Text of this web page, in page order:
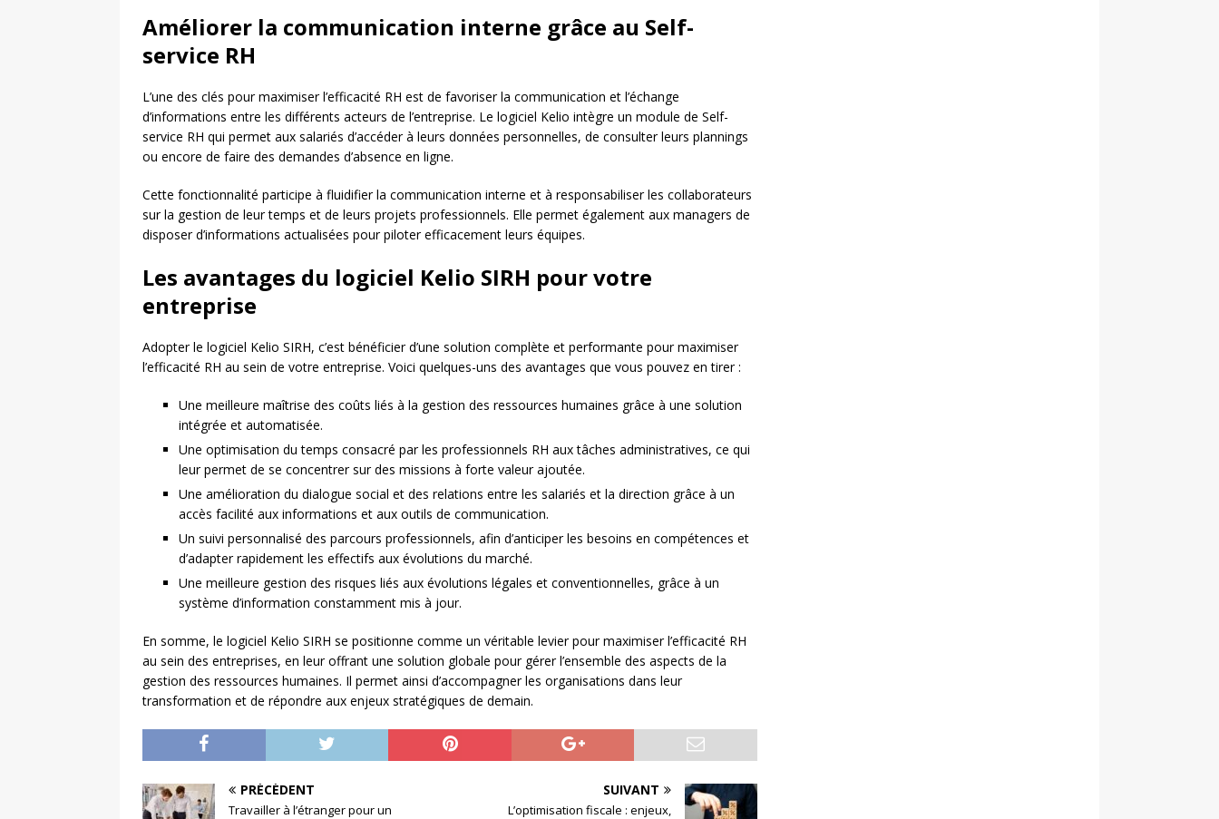
Améliorer la communication interne grâce au Self-
service RH
L’une des clés pour maximiser l’efficacité RH est de favoriser la communication et l’échange
d’informations entre les différents acteurs de l’entreprise. Le logiciel Kelio intègre un module de Self-
service RH qui permet aux salariés d’accéder à leurs données personnelles, de consulter leurs plannings
ou encore de faire des demandes d’absence en ligne.
Cette fonctionnalité participe à fluidifier la communication interne et à responsabiliser les collaborateurs
sur la gestion de leur temps et de leurs projets professionnels. Elle permet également aux managers de
disposer d’informations actualisées pour piloter efficacement leurs équipes.
Les avantages du logiciel Kelio SIRH pour votre
entreprise
Adopter le logiciel Kelio SIRH, c’est bénéficier d’une solution complète et performante pour maximiser
l’efficacité RH au sein de votre entreprise. Voici quelques-uns des avantages que vous pouvez en tirer :
Une meilleure maîtrise des coûts liés à la gestion des ressources humaines grâce à une solution
intégrée et automatisée.
Une optimisation du temps consacré par les professionnels RH aux tâches administratives, ce qui
leur permet de se concentrer sur des missions à forte valeur ajoutée.
Une amélioration du dialogue social et des relations entre les salariés et la direction grâce à un
accès facilité aux informations et aux outils de communication.
Un suivi personnalisé des parcours professionnels, afin d’anticiper les besoins en compétences et
d’adapter rapidement les effectifs aux évolutions du marché.
Une meilleure gestion des risques liés aux évolutions légales et conventionnelles, grâce à un
système d’information constamment mis à jour.
En somme, le logiciel Kelio SIRH se positionne comme un véritable levier pour maximiser l’efficacité RH
au sein des entreprises, en leur offrant une solution globale pour gérer l’ensemble des aspects de la
gestion des ressources humaines. Il permet ainsi d’accompagner les organisations dans leur
transformation et de répondre aux enjeux stratégiques de demain.
PRÉCÉDENT
Travailler à l’étranger pour un
SUIVANT
L’optimisation fiscale : enjeux,